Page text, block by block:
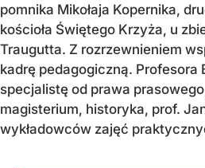
pomnika Mikołaja Kopernika,
kościoła Świętego Krzyża, u
Traugutta. Z rozrzewnieniem
kadrę pedagogiczną. Profesora
specjalistę od prawa
magisterium, historyka, prof.
wykładowców zajęć